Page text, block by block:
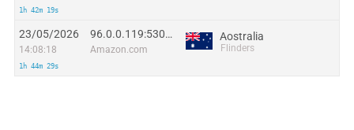
1h 42m 19s
23/05/2026
14:08:18
1h 44m 29s
96.0.0.119:53017
Amazon.com
Aostralia
Flinders